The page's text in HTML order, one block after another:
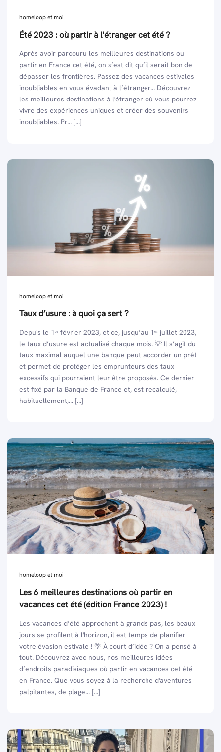
homeloop et moi
Été 2023 : où partir à l'étranger cet été ?
Après avoir parcouru les meilleures destinations ou
partir en France cet été, on s’est dit qu’il serait bon de
dépasser les frontières. Passez des vacances estivales
inoubliables en vous évadant à l’étranger... Découvrez
les meilleures destinations à l'étranger où vous pourrez
vivre des expériences uniques et créer des souvenirs
inoubliables. Pr... [...]
homeloop et moi
Taux d’usure : à quoi ça sert ?
Depuis le 1ᵉʳ février 2023, et ce, jusqu’au 1ᵉʳ juillet 2023,
le taux d’usure est actualisé chaque mois. 💡 Il s’agit du
taux maximal auquel une banque peut accorder un prêt
et permet de protéger les emprunteurs des taux
excessifs qui pourraient leur être proposés. Ce dernier
est fixé par la Banque de France et, est recalculé,
habituellement,... [...]
homeloop et moi
Les 6 meilleures destinations où partir en
vacances cet été (édition France 2023) !
Les vacances d’été approchent à grands pas, les beaux
jours se profilent à l'horizon, il est temps de planifier
votre évasion estivale ! 🌴 À court d’idée ? On a pensé à
tout. Découvrez avec nous, nos meilleures idées
d’endroits paradisiaques où partir en vacances cet été
en France. Que vous soyez à la recherche d'aventures
palpitantes, de plage... [...]